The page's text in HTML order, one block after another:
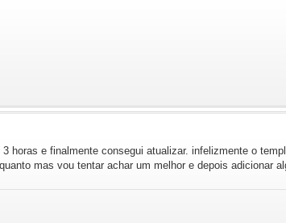
horas e finalmente consegui atualizar. infelizmente o
mas vou tentar achar um melhor e depois adicionar